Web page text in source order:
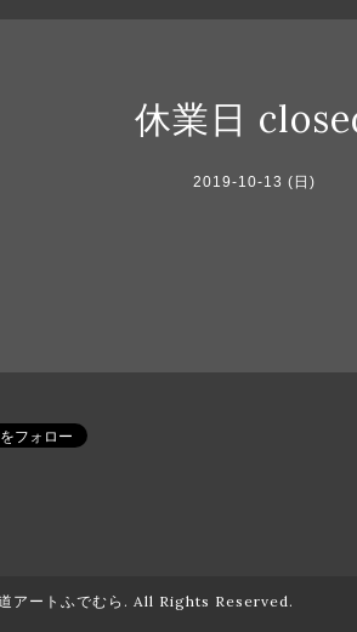
休業日
2019-10-13 (日)
アートふでむら . All Rights Reserved.